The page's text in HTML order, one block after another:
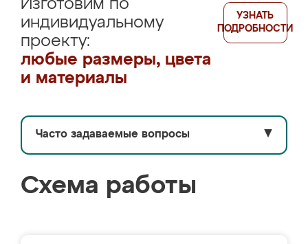
Изготовим по
индивидуальному
проекту:
любые размеры, цвета
и материалы
УЗНАТЬ
ПОДРОБНОСТИ
Часто задаваемые вопросы ▼
Схема работы